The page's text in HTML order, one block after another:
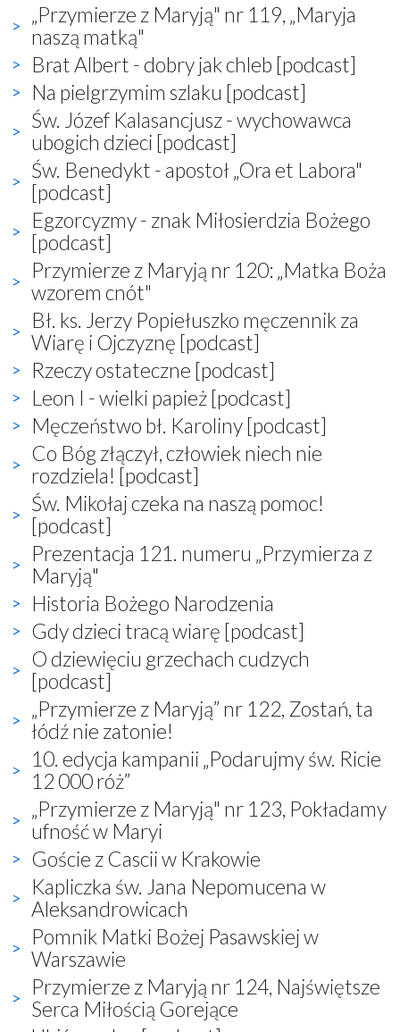
„Przymierze z Maryją" nr 119, „Maryja
naszą matką"
Brat Albert - dobry jak chleb [podcast]
Na pielgrzymim szlaku [podcast]
Św. Józef Kalasancjusz - wychowawca
ubogich dzieci [podcast]
Św. Benedykt - apostoł „Ora et Labora"
[podcast]
Egzorcyzmy - znak Miłosierdzia Bożego
[podcast]
Przymierze z Maryją nr 120: „Matka Boża
wzorem cnót"
Bł. ks. Jerzy Popiełuszko męczennik za
Wiarę i Ojczyznę [podcast]
Rzeczy ostateczne [podcast]
Leon I - wielki papież [podcast]
Męczeństwo bł. Karoliny [podcast]
Co Bóg złączył, człowiek niech nie
rozdziela! [podcast]
Św. Mikołaj czeka na naszą pomoc!
[podcast]
Prezentacja 121. numeru „Przymierza z
Maryją"
Historia Bożego Narodzenia
Gdy dzieci tracą wiarę [podcast]
O dziewięciu grzechach cudzych
[podcast]
„Przymierze z Maryją” nr 122, Zostań, ta
łódź nie zatonie!
10. edycja kampanii „Podarujmy św. Ricie
12 000 róż”
„Przymierze z Maryją" nr 123, Pokładamy
ufność w Maryi
Goście z Cascii w Krakowie
Kapliczka św. Jana Nepomucena w
Aleksandrowicach
Pomnik Matki Bożej Pasawskiej w
Warszawie
Przymierze z Maryją nr 124, Najświętsze
Serca Miłością Gorejące